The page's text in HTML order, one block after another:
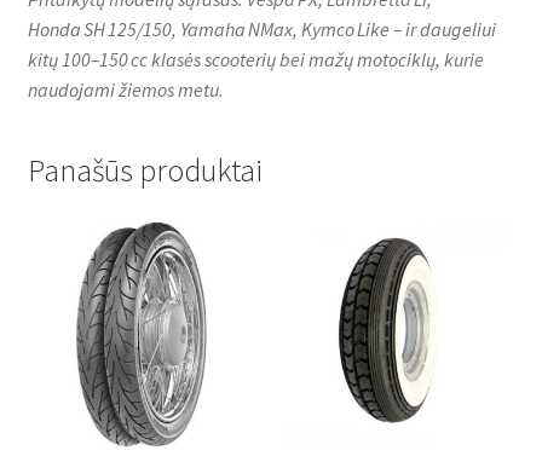
Honda SH 125/150, Yamaha NMax, Kymco Like – ir daugeliui
kitų 100–150 cc klasės scooterių bei mažų motociklų, kurie
naudojami žiemos metu.
Panašūs produktai